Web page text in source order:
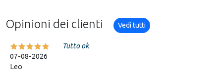
Opinioni dei clienti Vedi tutti
07-08-2026
Leo
Tutto ok